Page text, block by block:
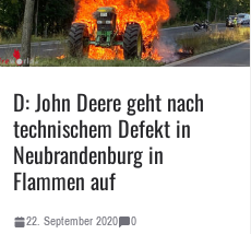
D: John Deere geht nach
technischem Defekt in
Neubrandenburg in
Flammen auf
22. September 2020 0